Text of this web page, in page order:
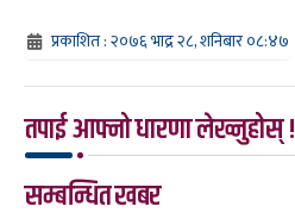
प्रकाशित : २०७६ भाद्र २८, शनिबार ०८:४७
तपाई आफ्नो धारणा लेख्नुहोस् !
सम्बन्धित खबर